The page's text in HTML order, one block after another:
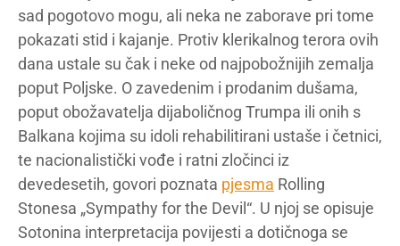
sad pogotovo mogu, ali neka ne zaborave pri tome
pokazati stid i kajanje. Protiv klerikalnog terora ovih
dana ustale su čak i neke od najpobožnijih zemalja
poput Poljske. O zavedenim i prodanim dušama,
poput obožavatelja dijaboličnog Trumpa ili onih s
Balkana kojima su idoli rehabilitirani ustaše i četnici,
te nacionalistički vođe i ratni zločinci iz
devedesetih, govori poznata pjesma Rolling
Stonesa „Sympathy for the Devil“. U njoj se opisuje
Sotonina interpretacija povijesti a dotičnoga se